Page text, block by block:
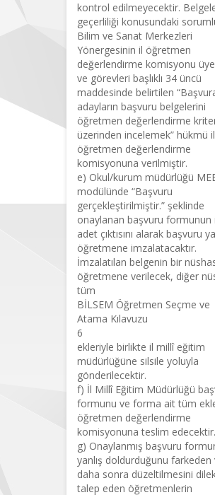
kontrol edilmeyecektir.
geçerliliği konusundaki
Bilim ve Sanat Merkezleri
Yönergesinin il öğretmen
değerlendirme komisyonu
ve görevleri başlıklı 34 üncü
maddesinde belirtilen
adayların başvuru belgelerini
öğretmen değerlendirme
üzerinden incelemek” hükmü
öğretmen değerlendirme
komisyonuna verilmiştir.
e) Okul/kurum müdürlüğü
modülünde “Başvuru
gerçekleştirilmiştir.” şeklinde
onaylanan başvuru formunun
adet çıktısını alarak başvuru
öğretmene imzalatacaktır.
İmzalatılan belgenin bir
öğretmene verilecek, diğer
tüm
BİLSEM Öğretmen Seçme ve
Atama Kılavuzu
6
ekleriyle birlikte il millî eğitim
müdürlüğüne silsile yoluyla
gönderilecektir.
f) İl Millî Eğitim Müdürlüğü
formunu ve forma ait tüm
öğretmen değerlendirme
komisyonuna teslim edecektir.
g) Onaylanmış başvuru
yanlış doldurduğunu farkeden
daha sonra düzeltilmesini
talep eden öğretmenlerin